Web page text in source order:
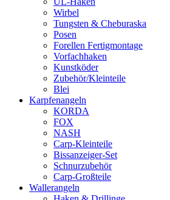
Wirbel
Tungsten & Cheburaska
Posen
Forellen Fertigmontage
Vorfachhaken
Kunstköder
Zubehör/Kleinteile
Blei
Karpfenangeln
KORDA
FOX
NASH
Carp-Kleinteile
Bissanzeiger-Set
Schnurzubehör
Carp-Großteile
Wallerangeln